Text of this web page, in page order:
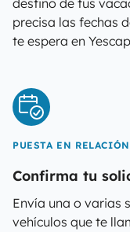
destino de tus
precisa las fechas
te espera en
PUESTA EN RELACIÓN
Confirma tu
Envía una o varias
vehículos que te